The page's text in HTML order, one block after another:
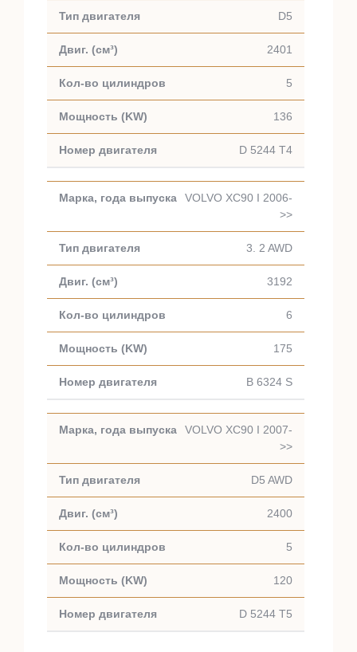
D5
2401
5
136
D 5244 T4
VOLVO XC90 I 2006-
>>
3. 2 AWD
3192
6
175
B 6324 S
VOLVO XC90 I 2007-
>>
D5 AWD
2400
5
120
D 5244 T5